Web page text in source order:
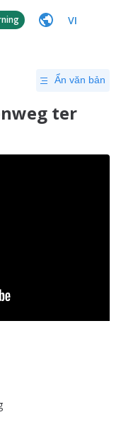
VI
Ẩn văn bản
ter